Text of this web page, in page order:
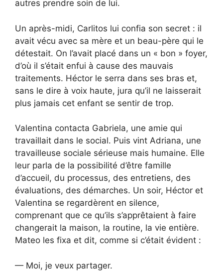
autres prendre soin de lui.
Un après-midi, Carlitos lui confia son secret : il
avait vécu avec sa mère et un beau-père qui le
détestait. On l’avait placé dans un « bon » foyer,
d’où il s’était enfui à cause des mauvais
traitements. Héctor le serra dans ses bras et,
sans le dire à voix haute, jura qu’il ne laisserait
plus jamais cet enfant se sentir de trop.
Valentina contacta Gabriela, une amie qui
travaillait dans le social. Puis vint Adriana, une
travailleuse sociale sérieuse mais humaine. Elle
leur parla de la possibilité d’être famille
d’accueil, du processus, des entretiens, des
évaluations, des démarches. Un soir, Héctor et
Valentina se regardèrent en silence,
comprenant que ce qu’ils s’apprêtaient à faire
changerait la maison, la routine, la vie entière.
Mateo les fixa et dit, comme si c’était évident :
— Moi, je veux partager.